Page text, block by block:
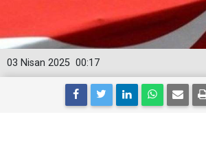
00:17
03 Nisan 2025